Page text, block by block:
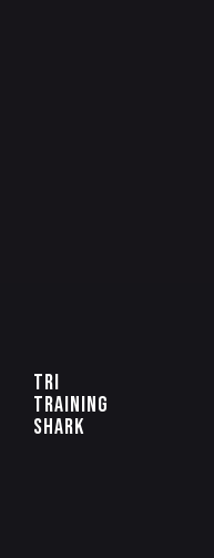
TRI
TRAINING
SHARK